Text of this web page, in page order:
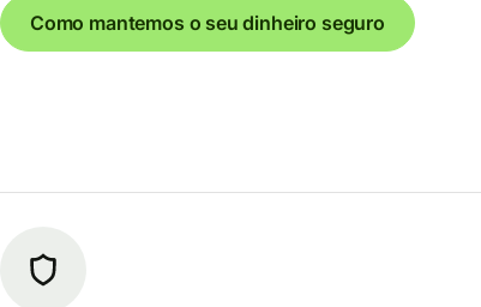
Como mantemos o seu dinheiro seguro